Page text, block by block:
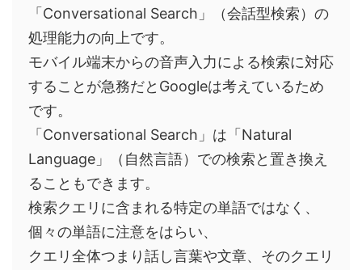
「Conversational Search」（会話型検索）の
処理能力の向上です。
モバイル端末からの音声入力による検索に対応
することが急務だとGoogleは考えているため
です。
「Conversational Search」は「Natural
Language」（自然言語）での検索と置き換え
ることもできます。
検索クエリに含まれる特定の単語ではなく、
個々の単語に注意をはらい、
クエリ全体つまり話し言葉や文章、そのクエリ